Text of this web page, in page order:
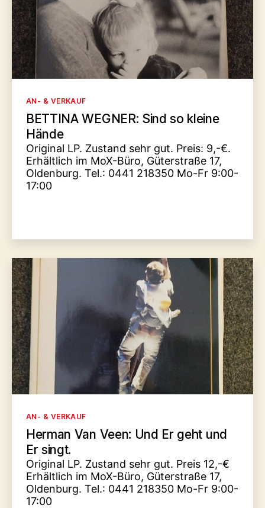
Kategorien
AN- & VERKAUF
BETTINA WEGNER: Sind so kleine
Hände
Original LP. Zustand sehr gut. Preis: 9,-€.
Erhältlich im MoX-Büro, Güterstraße 17,
Oldenburg. Tel.: 0441 218350 Mo-Fr 9:00-
17:00
Kategorien
AN- & VERKAUF
Herman Van Veen: Und Er geht und
Er singt.
Original LP. Zustand sehr gut. Preis 12,-€
Erhältlich im MoX-Büro, Güterstraße 17,
Oldenburg. Tel.: 0441 218350 Mo-Fr 9:00-
17:00